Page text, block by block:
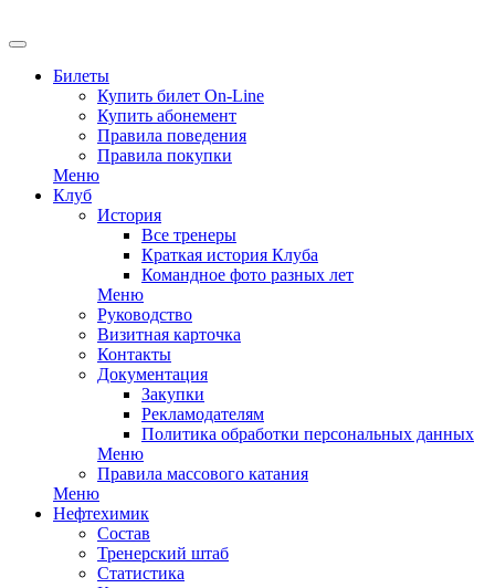
Билеты
Купить билет On-Line
Купить абонемент
Правила поведения
Правила покупки
Меню
Клуб
История
Все тренеры
Краткая история Клуба
Командное фото разных лет
Меню
Руководство
Визитная карточка
Контакты
Документация
Закупки
Рекламодателям
Политика обработки персональных данных
Меню
Правила массового катания
Меню
Нефтехимик
Состав
Тренерский штаб
Статистика